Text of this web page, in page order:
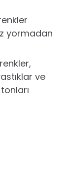
yormadan
ve